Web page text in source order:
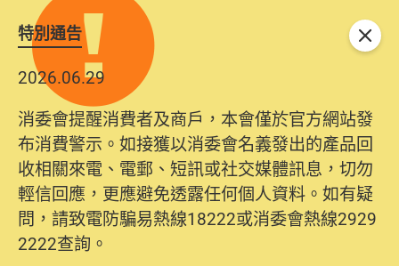
特別通告
2026.06.29
消委會提醒消費者及商戶，本會僅於官方網站發
布消費警示。如接獲以消委會名義發出的產品回
收相關來電、電郵、短訊或社交媒體訊息，切勿
輕信回應，更應避免透露任何個人資料。如有疑
問，請致電防騙易熱線18222或消委會熱線2929
2222查詢。
關閉